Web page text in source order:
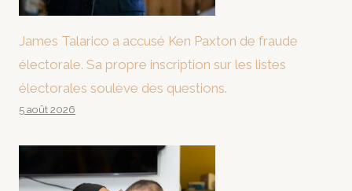
James Talarico a accusé Ken Paxton de fraude
électorale. Sa propre inscription sur les listes
électorales soulève des questions.
5 août 2026